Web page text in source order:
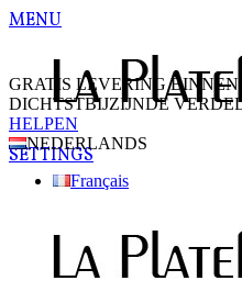
MENU
SETTINGS
GRATIS LEVERING
DICHTSTBIJZIJNDE
HELPEN
NEDERLANDS
Français